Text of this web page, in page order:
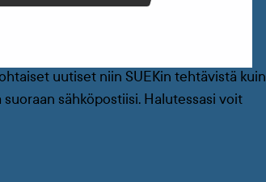
uutiset niin SUEKin tehtävistä kuin
sähköpostiisi. Halutessasi voit